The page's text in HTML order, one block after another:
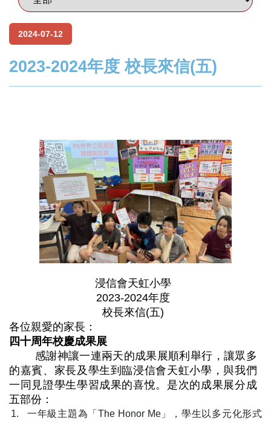
2024-07-12
2023-2024年度 校長來信(五)
浸信會天虹小學
2023-2024年度
校長來信(五)
各位親愛的家長：
四十周年校慶成果展
感謝神讓一連兩天的成果展順利舉行，讓眾多
的嘉賓、家長及學生到臨浸信會天虹小學，與我們
一同見證學生學習成果的喜悅。是次的成果展分成
五部份：
一年級主題為「The Honor Me」，學生以多元化形式